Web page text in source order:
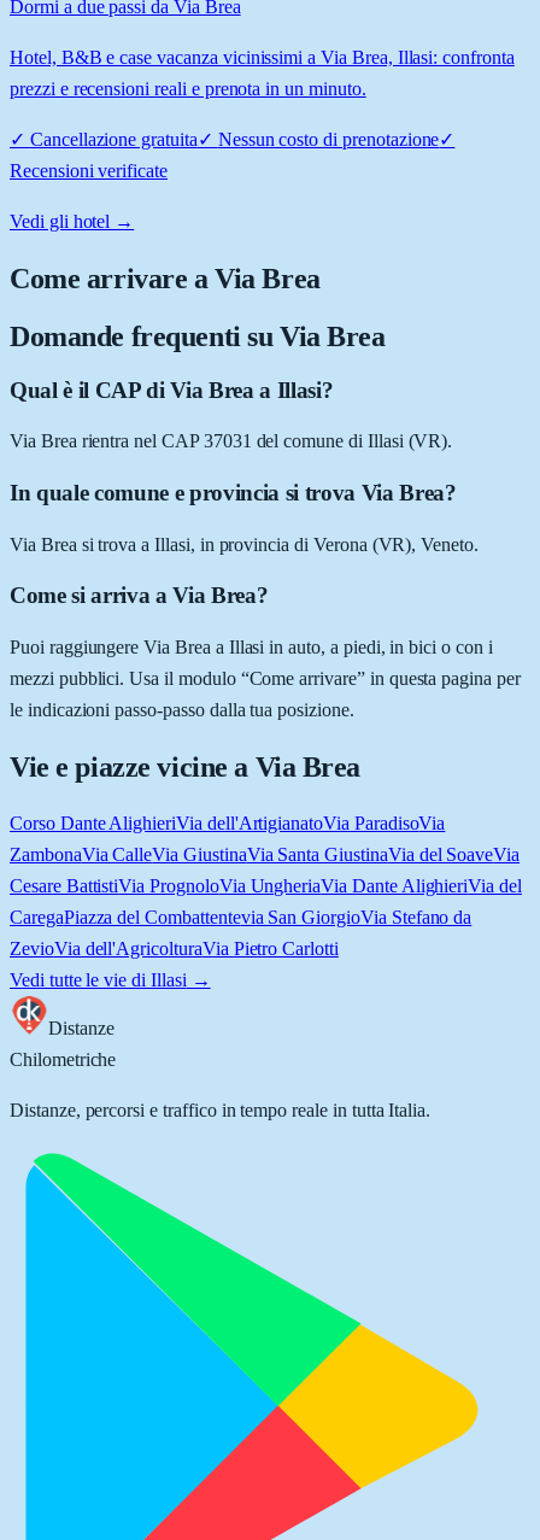
Dormi a due passi da Via Brea
Hotel, B&B e case vacanza vicinissimi a Via Brea, Illasi: confronta
prezzi e recensioni reali e prenota in un minuto.
✓ Cancellazione gratuita✓ Nessun costo di prenotazione✓
Recensioni verificate
Vedi gli hotel →
Come arrivare aVia Brea
Domande frequenti su Via Brea
Qual è il CAP di Via Brea a Illasi?
Via Brea rientra nel CAP 37031 del comune di Illasi (VR).
In quale comune e provincia si trova Via Brea?
Via Brea si trova a Illasi, in provincia di Verona (VR), Veneto.
Come si arriva a Via Brea?
Puoi raggiungere Via Brea a Illasi in auto, a piedi, in bici o con i
mezzi pubblici. Usa il modulo “Come arrivare” in questa pagina per
le indicazioni passo-passo dalla tua posizione.
Vie e piazze vicine a Via Brea
Corso Dante AlighieriVia dell'ArtigianatoVia ParadisoVia
ZambonaVia CalleVia GiustinaVia Santa GiustinaVia del SoaveVia
Cesare BattistiVia PrognoloVia UngheriaVia Dante AlighieriVia del
CaregaPiazza del Combattentevia San GiorgioVia Stefano da
ZevioVia dell'AgricolturaVia Pietro Carlotti
Vedi tutte le vie di Illasi →
Distanze
Chilometriche
Distanze, percorsi e traffico in tempo reale in tutta Italia.